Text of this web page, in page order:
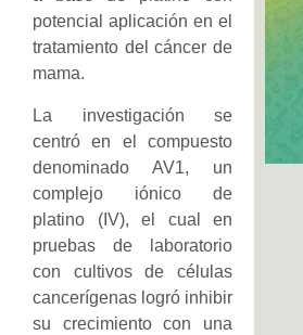
potencial aplicación en el
tratamiento del cáncer de
mama.
La investigación se
centró en el compuesto
denominado AV1, un
complejo iónico de
platino (IV), el cual en
pruebas de laboratorio
con cultivos de células
cancerígenas logró inhibir
su crecimiento con una